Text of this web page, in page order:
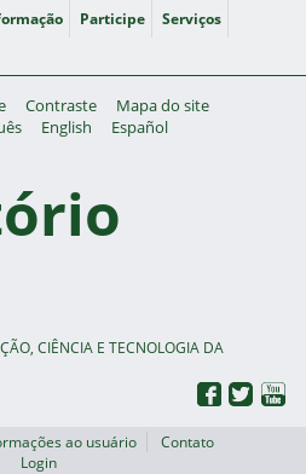
Participe
Serviços
Contraste
Mapa do site
English Español
CIÊNCIA E TECNOLOGIA DA
ao usuário
Contato
Login